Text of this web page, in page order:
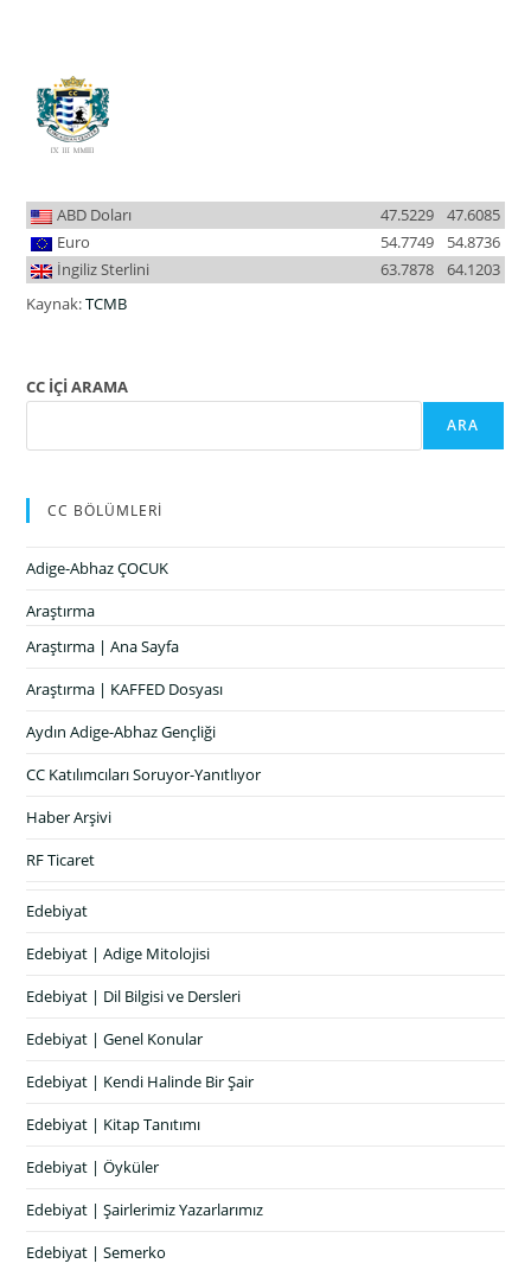
ABD Doları 47.6085
47.5229
Euro
54.8736
54.7749
İngiliz Sterlini
64.1203
63.7878
Kaynak:TCMB
CC İÇİ ARAMA
ARA
CC BÖLÜMLERİ
Adige-Abhaz ÇOCUK
Araştırma
Araştırma | Ana Sayfa
Araştırma | KAFFED Dosyası
Aydın Adige-Abhaz Gençliği
CC Katılımcıları Soruyor-Yanıtlıyor
Haber Arşivi
RF Ticaret
Edebiyat
Edebiyat | Adige Mitolojisi
Edebiyat | Dil Bilgisi ve Dersleri
Edebiyat | Genel Konular
Edebiyat | Kendi Halinde Bir Şair
Edebiyat | Kitap Tanıtımı
Edebiyat | Öyküler
Edebiyat | Şairlerimiz Yazarlarımız
Edebiyat | Semerko